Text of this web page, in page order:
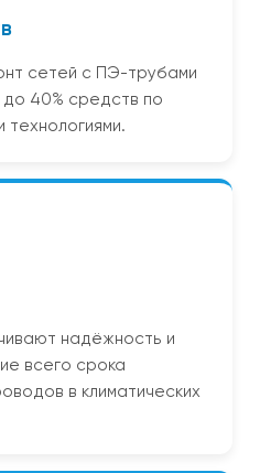
сетей с ПЭ-трубами
до 40% средств по
надёжность и
всего срока
в климатических